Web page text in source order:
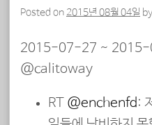
Posted on 2015년 08월 04일 by
2015-07-27 ~
@calitoway
RT @enchenfd: